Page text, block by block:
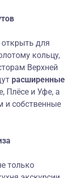
для
кольцу,
Верхней
расширенные
Плёсе и Уфе, а
и собственные
только